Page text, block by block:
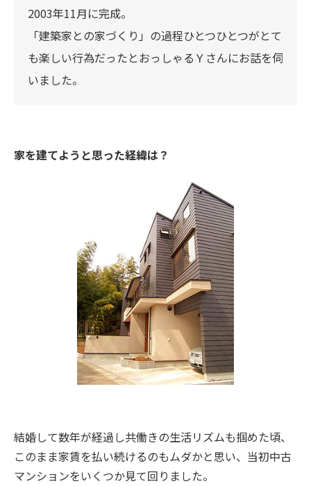
2003年11月に完成。
「建築家との家づくり」の過程ひとつひとつがとて
も楽しい行為だったとおっしゃるＹさんにお話を伺
いました。
家を建てようと思った経緯は？
結婚して数年が経過し共働きの生活リズムも掴めた頃、
このまま家賃を払い続けるのもムダかと思い、当初中古
マンションをいくつか見て回りました。